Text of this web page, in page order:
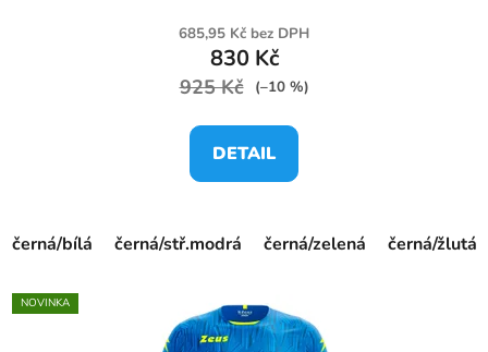
685,95 Kč bez DPH
830 Kč
925 Kč (–10 %)
DETAIL
černá/bílá černá/stř.modrá černá/zelená černá/žlutá
NOVINKA